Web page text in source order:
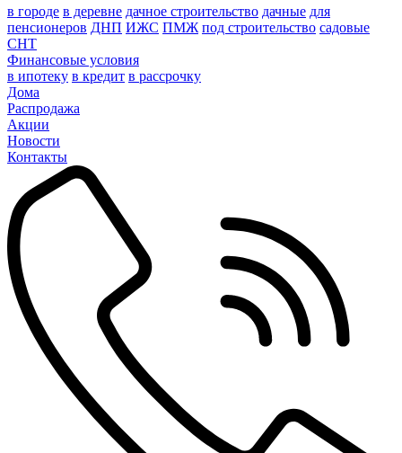
в городе в деревне дачное строительство дачные для
пенсионеров ДНП ИЖС ПМЖ под строительство садовые
СНТ
Финансовые условия
в ипотеку в кредит в рассрочку
Дома
Распродажа
Акции
Новости
Контакты